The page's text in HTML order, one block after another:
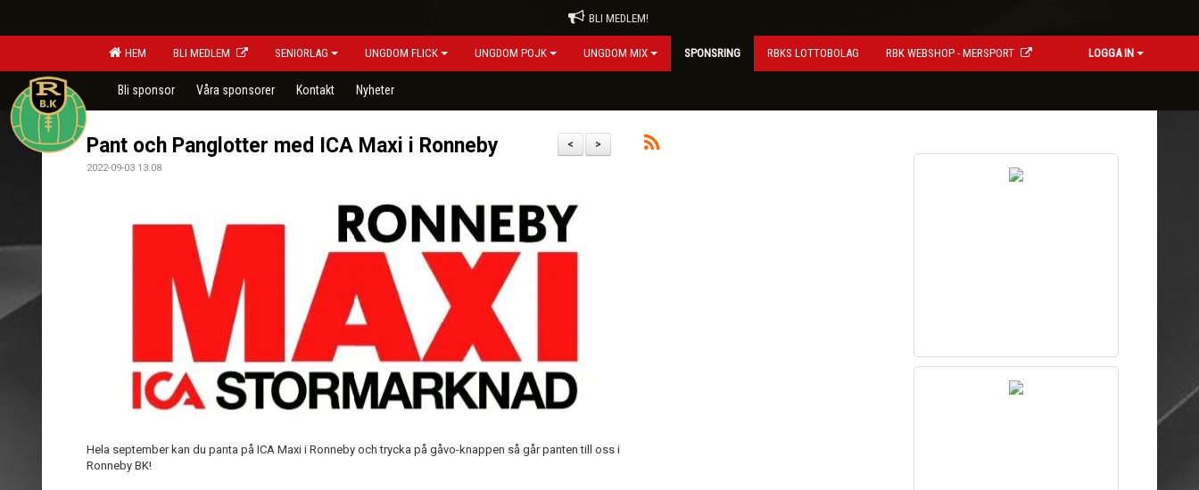
BLI MEDLEM!
HEM BLI MEDLEM SENIORLAG UNGDOM FLICK UNGDOM POJK UNGDOM MIX SPONSRING RBKS LOTTOBOLAG RBK WEBSHOP - MERSPORT LOGGA IN
Bli sponsor Våra sponsorer Kontakt Nyheter
>
<
Pant och Panglotter med ICA Maxi i Ronneby
2022-09-03 13:08
Hela september kan du panta på ICA Maxi i Ronneby och trycka på gåvo-knappen så går panten till oss i
Ronneby BK!